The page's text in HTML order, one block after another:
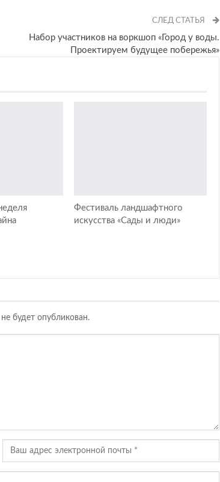
СЛЕД СТАТЬЯ
Набор участников на воркшоп «Город у воды.
Проектируем будущее побережья»
Фестиваль ландшафтного
искусства «Сады и люди»
будет опубликован.